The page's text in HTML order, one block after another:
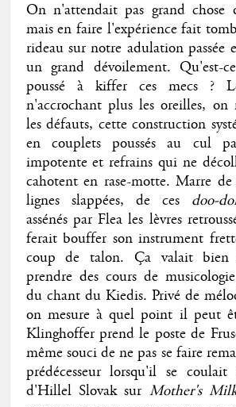
On n'attendait pas grand chose
mais en faire l'expérience fait
rideau sur notre adulation passée
un grand dévoilement. Qu'est-
poussé à kiffer ces mecs ?
n'accrochant plus les oreilles,
les défauts, cette construction
en couplets poussés au cul
impotente et refrains qui ne
cahotent en rase-motte. Marre de
lignes slappées, de ces doo-
assénés par Flea les lèvres
ferait bouffer son instrument
coup de talon. Ça valait
prendre des cours de
du chant du Kiedis. Privé de
on mesure à quel point il peut
Klinghoffer prend le poste de
même souci de ne pas se faire
prédécesseur lorsqu'il se
d'Hillel Slovak sur Mother's